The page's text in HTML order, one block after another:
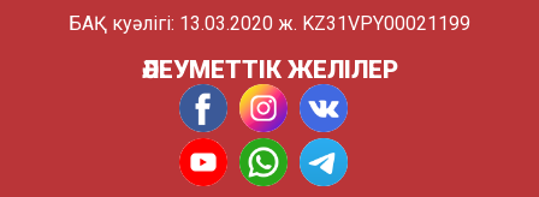
БАҚ куәлігі: 13.03.2020 ж. KZ31VPY00021199
ӘЛЕУМЕТТІК ЖЕЛІЛЕР